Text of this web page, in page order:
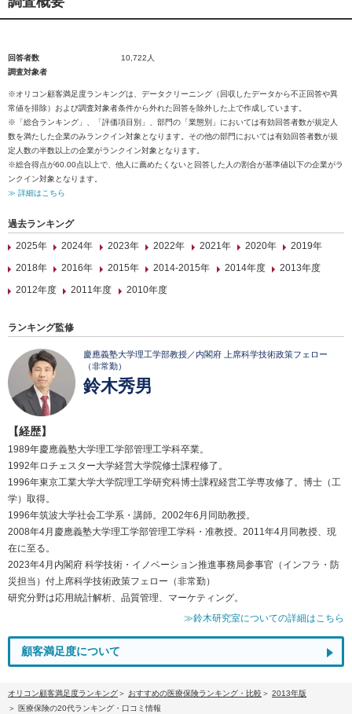
回答者数
10,722人
調査対象者
※オリコン顧客満足度ランキングは、データクリーニング（回収したデータから不正回答や異
常値を排除）および調査対象者条件から外れた回答を除外した上で作成しています。
※「総合ランキング」、「評価項目別」、部門の「業態別」においては有効回答者数が規定人
数を満たした企業のみランクイン対象となります。その他の部門においては有効回答者数が規
定人数の半数以上の企業がランクイン対象となります。
※総合得点が60.00点以上で、他人に薦めたくないと回答した人の割合が基準値以下の企業がラ
ンクイン対象となります。
≫ 詳細はこちら
過去ランキング
2025年
2024年 2023年 2022年 2021年 2020年
2019年
2018年
2016年 2015年 2014-2015年 2014年度
2013年度
2012年度
2011年度 2010年度
ランキング監修
慶應義塾大学理工学部教授／内閣府 上席科学技術政策フェロー
（非常勤）
鈴木秀男
【経歴】
1989年慶應義塾大学理工学部管理工学科卒業。
1992年ロチェスター大学経営大学院修士課程修了。
1996年東京工業大学大学院理工学研究科博士課程経営工学専攻修了。博士（工
学）取得。
1996年筑波大学社会工学系・講師。2002年6月同助教授。
2008年4月慶應義塾大学理工学部管理工学科・准教授。2011年4月同教授、現
在に至る。
2023年4月内閣府 科学技術・イノベーション推進事務局参事官（インフラ・防
災担当）付上席科学技術政策フェロー（非常勤）
研究分野は応用統計解析、品質管理、マーケティング。
≫鈴木研究室についての詳細はこちら
顧客満足度について
オリコン顧客満足度ランキング おすすめの医療保険ランキング・比較
2013年版
医療保険の20代ランキング・口コミ情報